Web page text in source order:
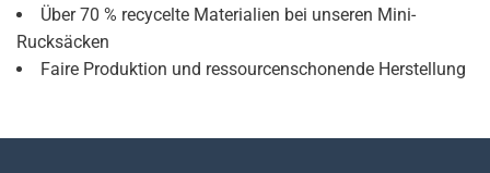
Über 70 % recycelte Materialien bei unseren Mini-
Rucksäcken
Faire Produktion und ressourcenschonende Herstellung